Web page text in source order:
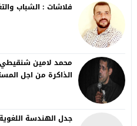
فلاشات : الشباب
محمد لامين
الذاكرة من اجل
جدل الهندسة اللغوية